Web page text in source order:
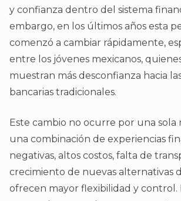
y confianza dentro del sistema
embargo, en los últimos años esta
comenzó a cambiar rápidamente,
entre los jóvenes mexicanos,
muestran más desconfianza hacia
bancarias tradicionales.
Este cambio no ocurre por una sola
una combinación de experiencias
negativas, altos costos, falta de
crecimiento de nuevas alternativas
ofrecen mayor flexibilidad y control.